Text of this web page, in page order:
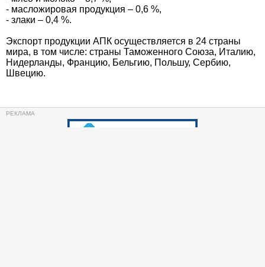
- масложировая продукция – 0,6 %,
- злаки – 0,4 %.
Экспорт продукции АПК осуществляется в 24 страны
мира, в том числе: страны Таможенного Союза, Италию,
Нидерланды, Францию, Бельгию, Польшу, Сербию,
Швецию.